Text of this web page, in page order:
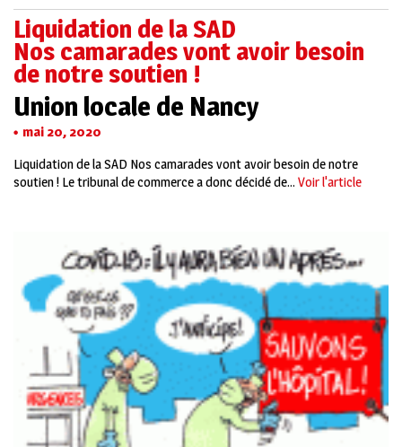
Liquidation de la SAD
Nos camarades vont avoir besoin
de notre soutien !
Union locale de Nancy
mai 20, 2020
Liquidation de la SAD Nos camarades vont avoir besoin de notre
soutien ! Le tribunal de commerce a donc décidé de... Voir l'article